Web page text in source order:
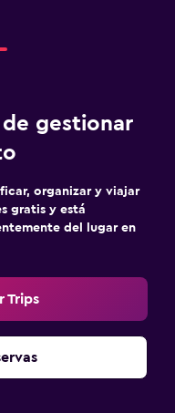
gestionar
organizar y viajar
gratis y está
del lugar en
Trips